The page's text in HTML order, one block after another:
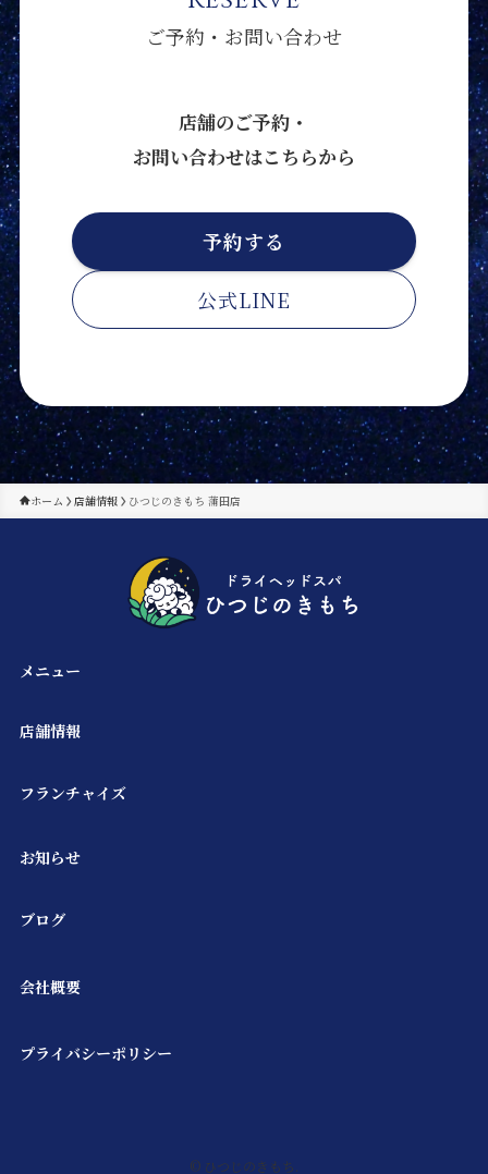
ご予約・お問い合わせ
店舗のご予約・
お問い合わせはこちらから
予約する
公式LINE
ホーム 店舗情報 ひつじのきもち 蒲田店
メニュー
店舗情報
フランチャイズ
お知らせ
ブログ
会社概要
プライバシーポリシー
© ひつじのきもち.